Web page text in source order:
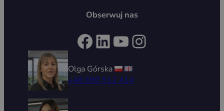
Obserwuj nas
Facebook LinkedIn YouTube Instagram
Olga Górska
+48 690 512 414